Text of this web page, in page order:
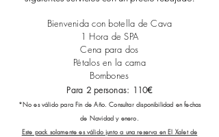
Bienvenida con botella de Cava
1 Hora de SPA
Cena para dos
Pétalos en la cama
Bombones
Para 2 personas: 110€
*No es válido para Fin de Año. Consultar disponibilidad en fechas
de Navidad y enero.
Este pack solamente es válido junto a una reserva en El Xalet de